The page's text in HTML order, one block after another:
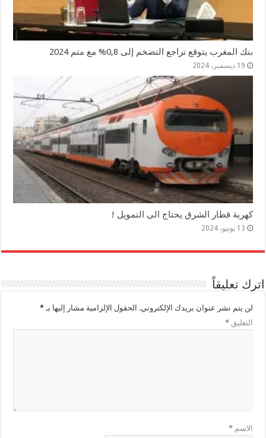
بنك المغرب يتوقع تراجع التضخم إلى 0,8% مع متم 2024
19 ديسمبر، 2024
كهربة قطار الشرق يحتاج الى التمويل !
13 يونيو، 2024
اترك تعليقاً
لن يتم نشر عنوان بريدك الإلكتروني. الحقول الإلزامية مشار إليها بـ*
التعليق*
الاسم*